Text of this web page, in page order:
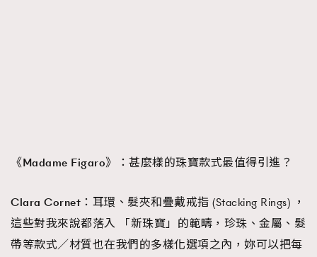
《Madame Figaro》： 甚麼樣的珠寶款式最值得引進？
Clara Cornet： 耳環、髮夾和疊戴戒指 (Stacking Rings) ，
這些對我來說都落入 「新珠寶」的範疇，珍珠、金屬、髮
帶等款式／材質也在我們的多樣化選項之內，妳可以把每